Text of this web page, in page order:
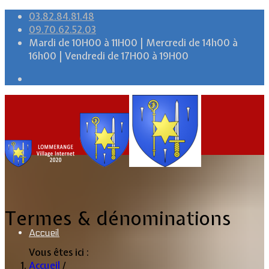
03.82.84.81.48
09.70.62.52.03
Mardi de 10H00 à 11H00 | Mercredi de 14h00 à
16h00 | Vendredi de 17H00 à 19H00
Accueil
Termes & dénominations
Vous êtes ici :
Accueil /